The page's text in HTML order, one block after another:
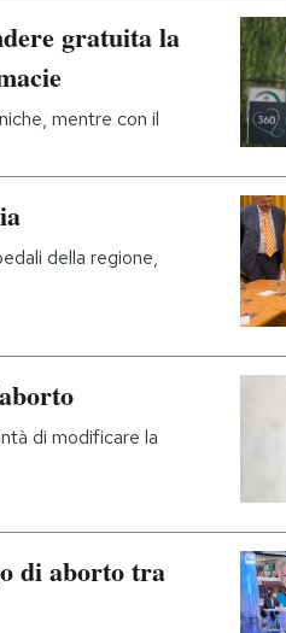
gratuita la
mentre con il
della regione,
di modificare la
di aborto tra